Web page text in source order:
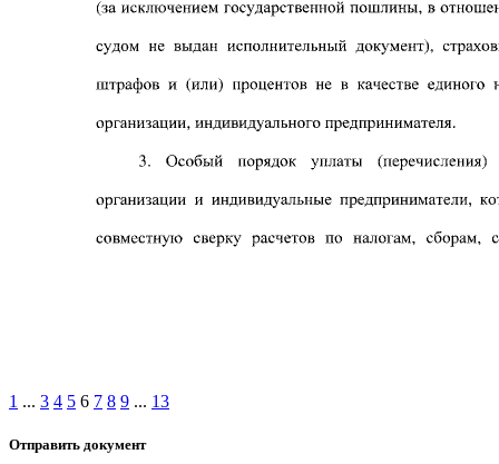
1 ... 3 4 5 6 7 8 9 ... 13
Отправить документ